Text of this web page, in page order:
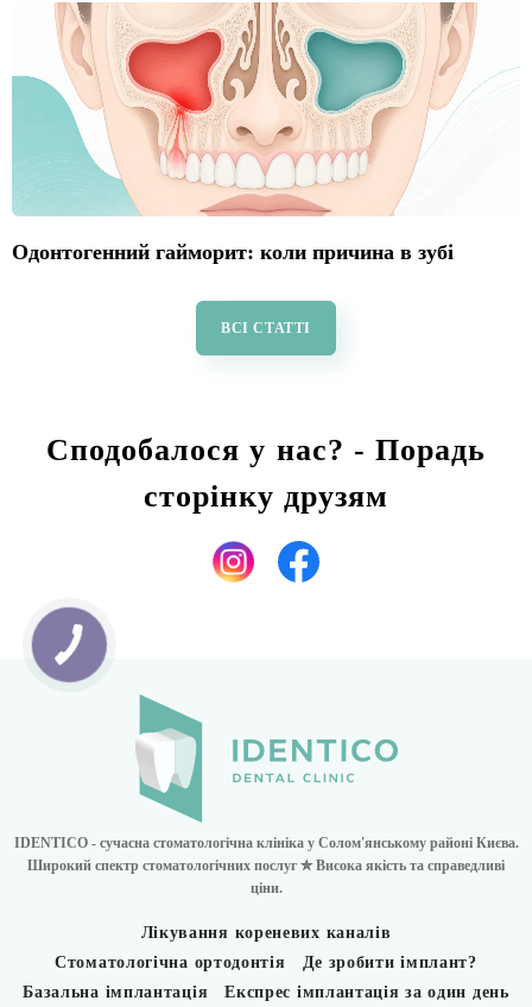
Одонтогенний гайморит: коли причина в зубі
ВСІ СТАТТІ
Сподобалося у нас? - Порадь
сторінку друзям
IDENTICO - сучасна стоматологічна клініка у Солом'янському районі Києва.
Широкий спектр стоматологічних послуг ✮ Висока якість та справедливі
ціни.
Лікування кореневих каналів
Стоматологічна ортодонтія
Де зробити імплант?
Базальна імплантація
Експрес імплантація за один день